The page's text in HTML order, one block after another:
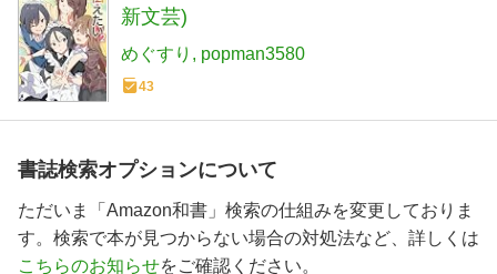
新文芸)
めぐすり popman3580
43
書誌検索オプションについて
ただいま「Amazon和書」検索の仕組みを変更しておりま
す。検索で本が見つからない場合の対処法など、詳しくは
こちらのお知らせをご確認ください。